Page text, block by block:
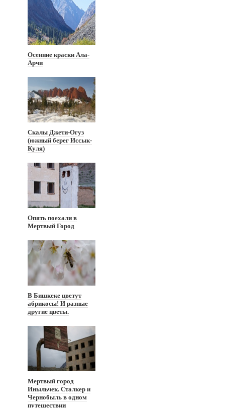
Осенние краски Ала-
Арчи
Скалы Джети-Огуз
(южный берег Иссык-
Куля)
Опять поехали в
Мертвый Город
В Бишкеке цветут
абрикосы! И разные
другие цветы.
Мертвый город
Иныльчек. Сталкер и
Чернобыль в одном
путешествии